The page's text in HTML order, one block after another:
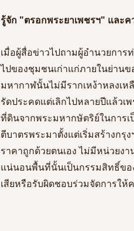
รู้จัก "ตรอกพระยาเพชรฯ" และ
เมื่อผู้สื่อข่าวไปถามผู้อำนวยการ
ไปของชุมชนเก่าแก่ภายในย่าน
มหากาฬนั้นไม่มีรากเหง้าหลงเ
รัดประคดแต่เลิกไปหลายปีแล้ว
ที่ดินจากพระมหากษัตริย์ในการ
ตีบาตรพระมาตั้งแต่เริ่มสร้างก
ราคาถูกด้วยตนเอง ไม่มีหน่วยง
แน่นอนพื้นที่นั้นเป็นกรรมสิทธิ์ขอ
เสียหรือรับผิดชอบร่วมจัดการให้